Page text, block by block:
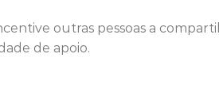
outras pessoas a
de apoio.